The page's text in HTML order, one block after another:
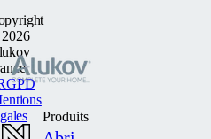
Produits